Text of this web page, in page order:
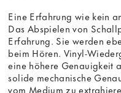
Eine Erfahrung wie kein
Das Abspielen von
Erfahrung. Sie werden
beim Hören. Vinyl-
eine höhere Genauigkeit
solide mechanische
vom Medium zu